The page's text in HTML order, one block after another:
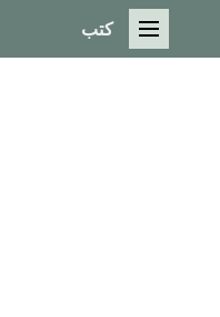
القائمة الرئيسية
كتب